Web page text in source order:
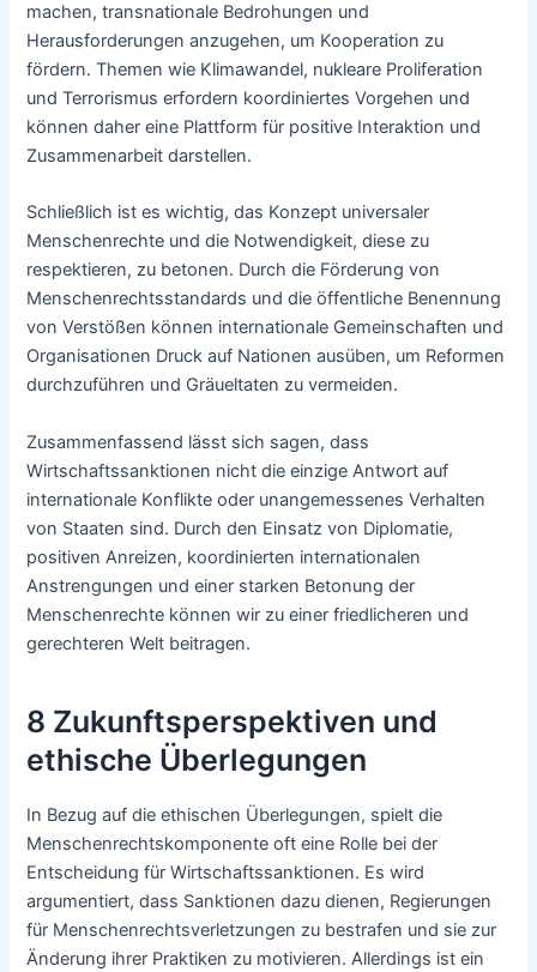
machen, transnationale Bedrohungen und
Herausforderungen anzugehen, um Kooperation zu
fördern. Themen wie Klimawandel, nukleare Proliferation
und Terrorismus erfordern koordiniertes Vorgehen und
können daher eine Plattform für positive Interaktion und
Zusammenarbeit darstellen.
Schließlich ist es wichtig, das Konzept universaler
Menschenrechte und die Notwendigkeit, diese zu
respektieren, zu betonen. Durch die Förderung von
Menschenrechtsstandards und die öffentliche Benennung
von Verstößen können internationale Gemeinschaften und
Organisationen Druck auf Nationen ausüben, um Reformen
durchzuführen und Gräueltaten zu vermeiden.
Zusammenfassend lässt sich sagen, dass
Wirtschaftssanktionen nicht die einzige Antwort auf
internationale Konflikte oder unangemessenes Verhalten
von Staaten sind. Durch den Einsatz von Diplomatie,
positiven Anreizen, koordinierten internationalen
Anstrengungen und einer starken Betonung der
Menschenrechte können wir zu einer friedlicheren und
gerechteren Welt beitragen.
8 Zukunftsperspektiven und
ethische Überlegungen
In Bezug auf die ethischen Überlegungen, spielt die
Menschenrechtskomponente oft eine Rolle bei der
Entscheidung für Wirtschaftssanktionen. Es wird
argumentiert, dass Sanktionen dazu dienen, Regierungen
für Menschenrechtsverletzungen zu bestrafen und sie zur
Änderung ihrer Praktiken zu motivieren. Allerdings ist ein